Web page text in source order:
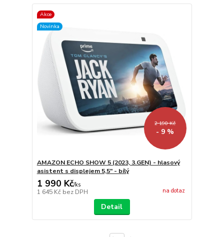
Akce
Novinka
2 190 Kč
- 9 %
AMAZON ECHO SHOW 5 (2023, 3.GEN) - hlasový
asistent s displejem 5,5" - bílý
1 990 Kč/ks
1 645 Kč bez DPH na dotaz
Detail